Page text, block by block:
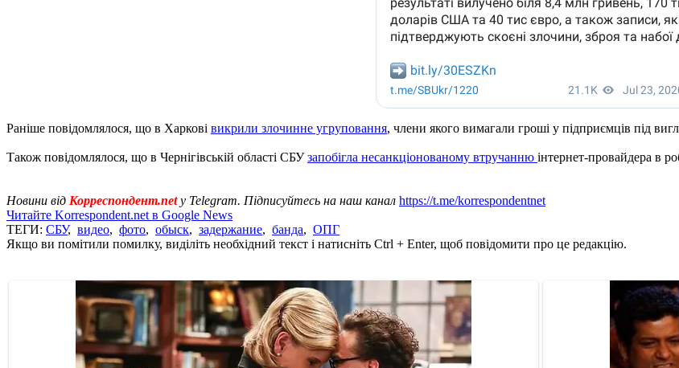
Раніше повідомлялося, що в Харкові викрили злочинне угруповання, члени якого вимагали гроші у підприємців під
Також повідомлялося, що в Чернігівській області СБУзапобігла несанкціонованому втручанню інтернет-провайдера в
Новини від Корреспондент.net у Telegram. Підписуйтесь на наш канал https://t.me/korrespondentnet
Читайте Korrespondent.net в Google News
ТЕГИ: СБУ, видео, фото, обыск, задержание, банда, ОПГ
Якщо ви помітили помилку, виділіть необхідний текст і натисніть Ctrl + Enter, щоб повідомити про це редакцію.